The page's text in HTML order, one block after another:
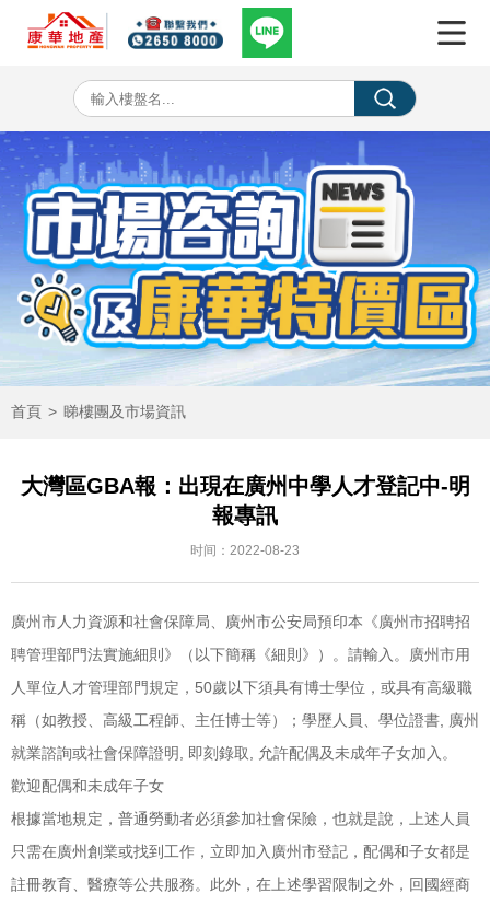
首頁 > 睇樓團及市場資訊
大灣區GBA報：出現在廣州中學人才登記中-明
報專訊
时间：2022-08-23
廣州市人力資源和社會保障局、廣州市公安局預印本《廣州市招聘招
聘管理部門法實施細則》（以下簡稱《細則》）。請輸入。廣州市用
人單位人才管理部門規定，50歲以下須具有博士學位，或具有高級職
稱（如教授、高級工程師、主任博士等）；學歷人員、學位證書, 廣州
就業諮詢或社會保障證明, 即刻錄取, 允許配偶及未成年子女加入。
歡迎配偶和未成年子女
根據當地規定，普通勞動者必須參加社會保險，也就是說，上述人員
只需在廣州創業或找到工作，立即加入廣州市登記，配偶和子女都是
註冊教育、醫療等公共服務。此外，在上述學習限制之外，回國經商